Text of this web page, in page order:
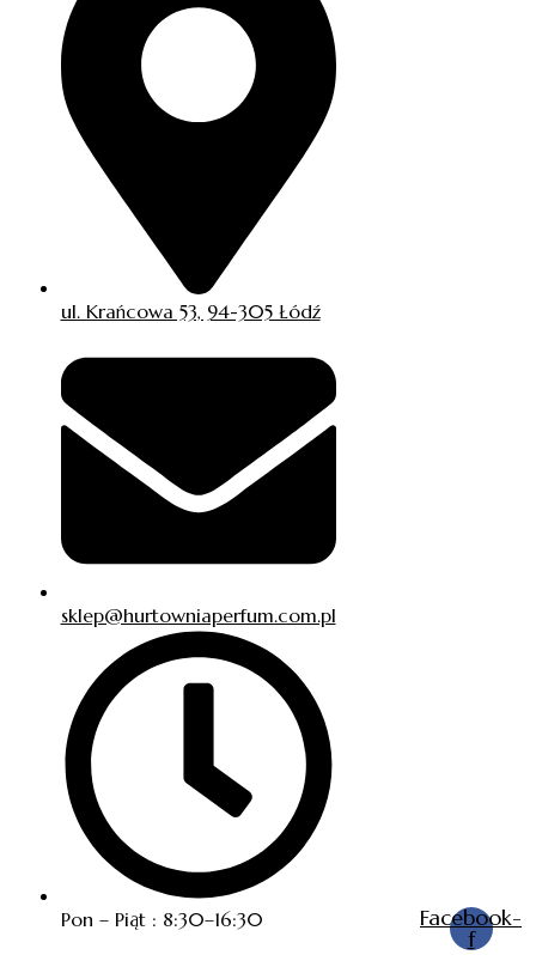
ul. Krańcowa 53, 94-305 Łódź
sklep@hurtowniaperfum.com.pl
Pon – Piąt : 8:30–16:30 Facebook-
f